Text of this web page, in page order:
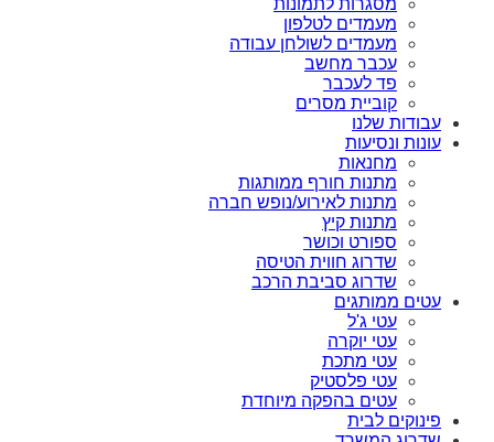
מעמדים לטלפון
מעמדים לשולחן עבודה
עכבר מחשב
פד לעכבר
קוביית מסרים
עבודות שלנו
עונות ונסיעות
מחנאות
מתנות חורף ממותגות
מתנות לאירוע/נופש חברה
מתנות קיץ
ספורט וכושר
שדרוג חווית הטיסה
שדרוג סביבת הרכב
עטים ממותגים
עטי ג'ל
עטי יוקרה
עטי מתכת
עטי פלסטיק
עטים בהפקה מיוחדת
פינוקים לבית